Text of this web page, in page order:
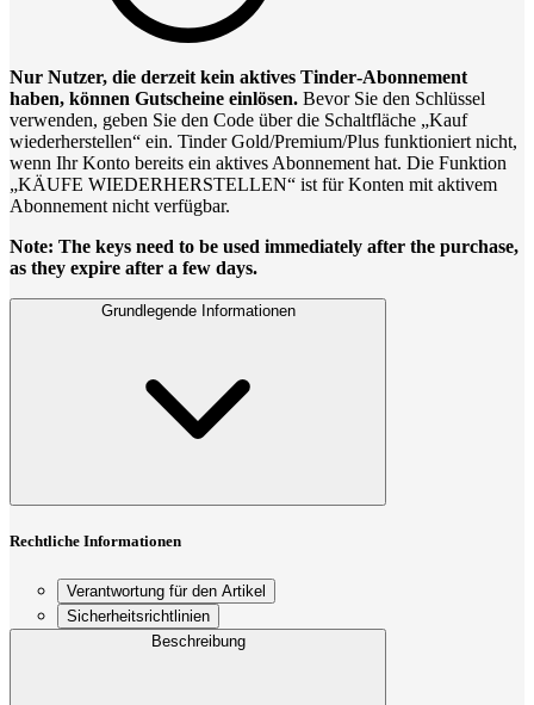
Nur Nutzer, die derzeit kein aktives Tinder‑Abonnement
haben, können Gutscheine einlösen. Bevor Sie den Schlüssel
verwenden, geben Sie den Code über die Schaltfläche „Kauf
wiederherstellen“ ein. Tinder Gold/Premium/Plus funktioniert nicht,
wenn Ihr Konto bereits ein aktives Abonnement hat. Die Funktion
„KÄUFE WIEDERHERSTELLEN“ ist für Konten mit aktivem
Abonnement nicht verfügbar.
Note: The keys need to be used immediately after the purchase,
as they expire after a few days.
Grundlegende Informationen
Rechtliche Informationen
Verantwortung für den Artikel
Sicherheitsrichtlinien
Beschreibung